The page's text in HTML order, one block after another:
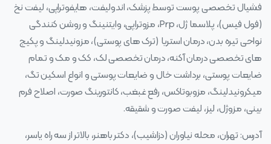
فشیال تخصصی پوست توسط پزشک، اندولیفت، هایفوتراپی، لیفت نخ
(فول فیس)، پلاسما ژل، Prp، مزوتراپی، وایتنینگ و روشن کنندگی
نواحی تیره بدن، درمان استریا (ترک های پوستی)، مزونیدلینگ و پکیج
های تخصصی درمان آکنه، درمان تخصصی لک، کک و مک و تمام
ضایعات پوستی، برداشت خال و ضایعات پوستی و انواع اسکین تگ،
میکرونیدلینگ، مزوبوتاکس، رفع غبغب، کانتورینگ صورت، اصلاح فرم
بینی، مزوژل، لیز، لیفت صورت و شقیقه.
آدرس: تهران، محله نیاوران (دزاشیب)، دکتر باهنر، بالاتر از سه راه یاسر،